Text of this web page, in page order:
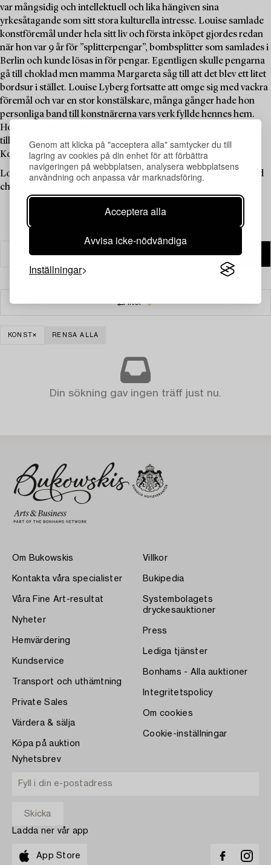
Genom att klicka på "acceptera alla" samtycker du till
lagring av cookies på din enhet för att förbättra
navigeringen på webbplatsen, analysera webbplatsens
användning och anpassa vår marknadsföring.
Acceptera alla
Avvisa icke-nödvändiga
Inställningar
var mångsidig och intellektuell och lika hängiven sina
yrkesåtagande som sitt stora kulturella intresse. Louise samlade
konstföremål under hela sitt liv och första inköpet gjordes redan
när hon var 9 år för ”splitterpengar”, bombsplitter som samlades i
Berlin och kunde lösas in för pengar. Egentligen skulle pengarna
gå till choklad men mamma Margareta såg till att det blev ett litet
bordsur i stället. Louise Lyberg fortsatte att omge sig med vackra
föremål och var en stor konstälskare, många gånger hade hon
personliga band till konstnärerna vars verk fyllde hennes hem.
Hon författade konstbiografin över Emil Johansson-Thor, och
tillsammans med Mereth Lindgren m.fl. skrev hon ”Svensk
Konsthistoria” som kom ut på Signums förlag 1986.
Louise Lyberg har betytt mycket för Bukowskis som uppskattad
chef, kollega och vän.
Filter
KONST RENSA ALLA
Din sökning gav ingen träff just nu.
Om Bukowskis
Kontakta våra specialister
Våra Fine Art-resultat
Nyheter
Hemvärdering
Kundservice
Transport och uthämtning
Private Sales
Värdera & sälja
Köpa på auktion
Villkor
Bukipedia
Systembolagets
dryckesauktioner
Press
Lediga tjänster
Bonhams - Alla auktioner
Integritetspolicy
Om cookies
Cookie-inställningar
Nyhetsbrev
Ladda ner vår app
App Store